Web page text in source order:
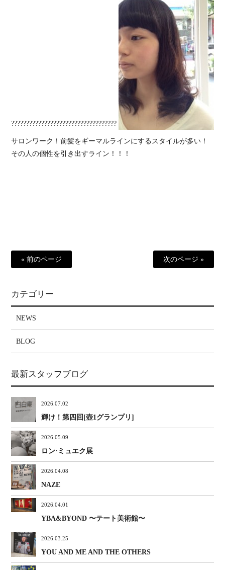
???????????????????????????????????
サロンワーク！前髪をギーマルラインにするスタイルが多い！
その人の個性を引き出すライン！！！
« 前のページ 次のページ »
カテゴリー
NEWS
BLOG
最新スタッフブログ
2026.07.02
輝け！第四回[壺1グランプリ]
2026.05.09
ロン·ミュエク展
2026.04.08
NAZE
2026.04.01
YBA&BYOND 〜テート美術館〜
2026.03.25
YOU AND ME AND THE OTHERS